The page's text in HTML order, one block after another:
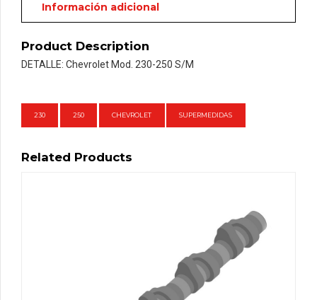
Información adicional
Product Description
DETALLE: Chevrolet Mod. 230-250 S/M
230 250 CHEVROLET SUPERMEDIDAS
Related Products